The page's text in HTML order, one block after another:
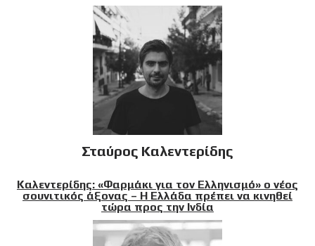
Σταύρος Καλεντερίδης
Καλεντερίδης: «Φαρμάκι για τον Ελληνισμό» ο νέος
σουνιτικός άξονας – Η Ελλάδα πρέπει να κινηθεί
τώρα προς την Ινδία